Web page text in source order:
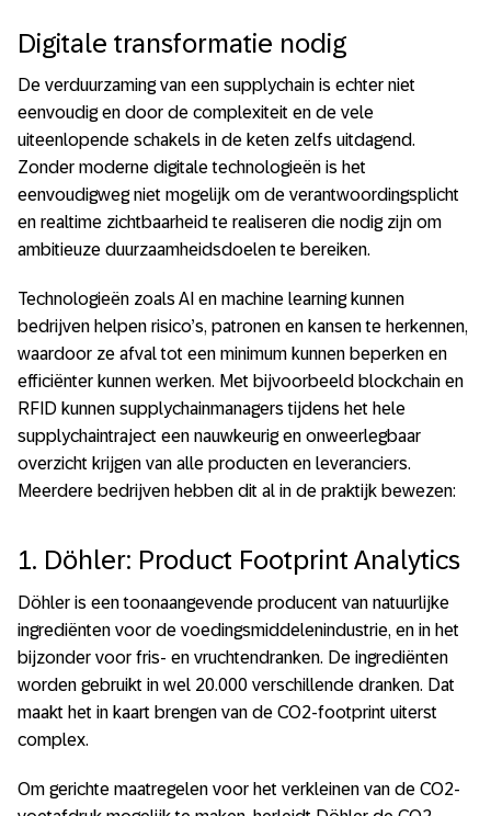
Digitale transformatie nodig
De verduurzaming van een supplychain is echter niet
eenvoudig en door de complexiteit en de vele
uiteenlopende schakels in de keten zelfs uitdagend.
Zonder moderne digitale technologieën is het
eenvoudigweg niet mogelijk om de verantwoordingsplicht
en realtime zichtbaarheid te realiseren die nodig zijn om
ambitieuze duurzaamheidsdoelen te bereiken.
Technologieën zoals AI en machine learning kunnen
bedrijven helpen risico’s, patronen en kansen te herkennen,
waardoor ze afval tot een minimum kunnen beperken en
efficiënter kunnen werken. Met bijvoorbeeld blockchain en
RFID kunnen supplychainmanagers tijdens het hele
supplychaintraject een nauwkeurig en onweerlegbaar
overzicht krijgen van alle producten en leveranciers.
Meerdere bedrijven hebben dit al in de praktijk bewezen:
1. Döhler: Product Footprint Analytics
Döhler is een toonaangevende producent van natuurlijke
ingrediënten voor de voedingsmiddelenindustrie, en in het
bijzonder voor fris- en vruchtendranken. De ingrediënten
worden gebruikt in wel 20.000 verschillende dranken. Dat
maakt het in kaart brengen van de CO2-footprint uiterst
complex.
Om gerichte maatregelen voor het verkleinen van de CO2-